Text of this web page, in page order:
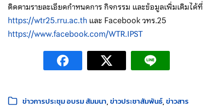
ติดตามรายละเอียดกำหนดการ กิจกรรม และข้อมูลเพิ่มเติมได้ที่
https://wtr25.rru.ac.thและ Facebook วทร.25
https://www.facebook.com/WTR.IPST
หมวดหมู่:
ข่าวการประชุม อบรม สัมมนา ข่าวประชาสัมพันธ์ ข่าวสาร